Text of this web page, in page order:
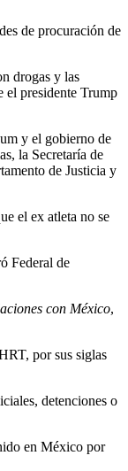
de procuración de
drogas y las
el presidente Trump
y el gobierno de
la Secretaría de
de Justicia y
el ex atleta no se
Federal de
con México,
por sus siglas
detenciones o
en México por